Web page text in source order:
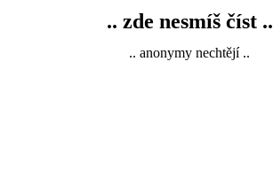
.. zde nesmíš číst ..
.. anonymy nechtějí ..